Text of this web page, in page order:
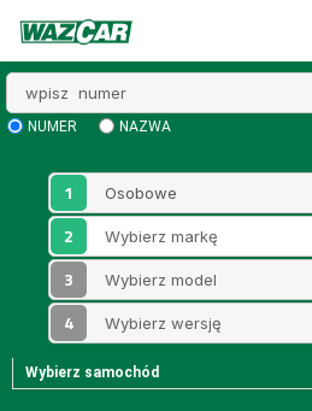
numer
NUMER NAZWA
1
2
3
4
Wybierz samochód